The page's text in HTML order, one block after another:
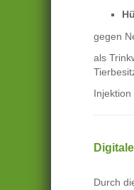
gegen
als
Injektion
Durch